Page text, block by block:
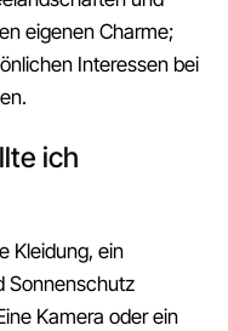
eigenen Charme;
Interessen bei
ich
Kleidung, ein
Sonnenschutz
Kamera oder ein